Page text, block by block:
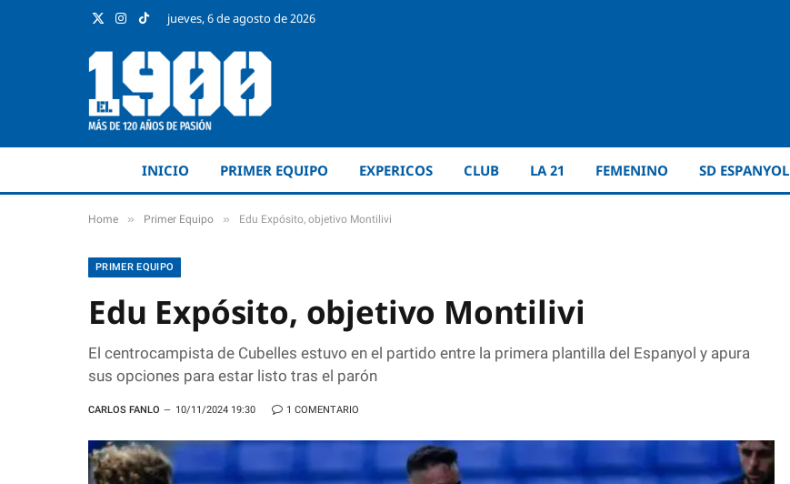
X
Instagram
TikTokjueves, 6 de agosto de 2026
INICIO PRIMER EQUIPO EXPERICOS CLUB LA 21 FEMENINO SD ESPANYOL
Home » Primer Equipo » Edu Expósito, objetivo Montilivi
PRIMER EQUIPO
Edu Expósito, objetivo Montilivi
El centrocampista de Cubelles estuvo en el partido entre la primera plantilla del Espanyol y apura
sus opciones para estar listo tras el parón
CARLOS FANLO 10/11/2024 19:30 1 COMENTARIO